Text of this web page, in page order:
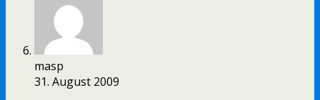
masp
31. August 2009